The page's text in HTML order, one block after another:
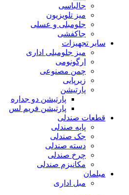
جالباسی
میز تلویزیون
جلومبلی و عسلی
جاکفشی
سایر تجهیزات
میز جلومبلی اداری
ارگونومی
چمن مصنوعی
زیرپایی
پارتیشن
پارتیشن دو جداره
پارتیشن فریم لس
قطعات صندلی
پایه صندلی
جک صندلی
دسته صندلی
چرخ صندلی
مکانیزم صندلی
مبلمان
مبل اداری